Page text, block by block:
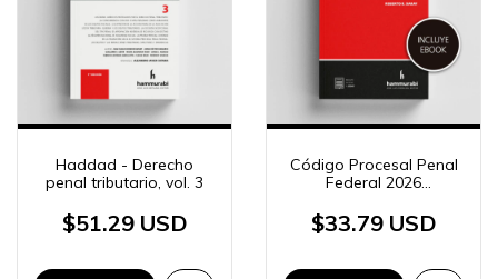
Haddad - Derecho
penal tributario, vol. 3
$51.29 USD
Código Procesal Penal
Federal 2026
$33.79 USD